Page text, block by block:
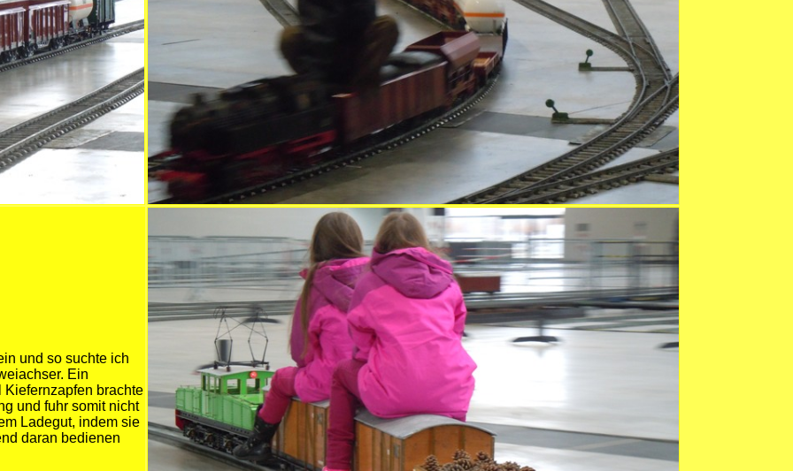
und so suchte ich
Ein
brachte
und fuhr somit nicht
Ladegut, indem sie
daran bedienen